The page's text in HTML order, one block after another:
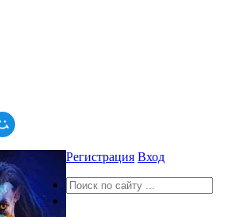
Регистрация Вход